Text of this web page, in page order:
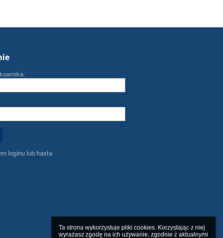
Ta strona wykorzystuje pliki cookies. Korzystając z niej
wyrażasz zgodę na ich używanie, zgodnie z aktualnymi
loginu lub hasła